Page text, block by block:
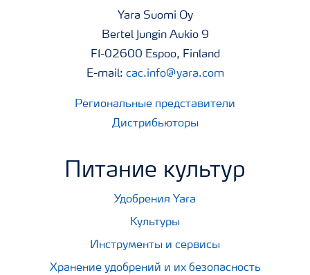
Yara Suomi Oy
Bertel Jungin Aukio 9
FI-02600 Espoo, Finland
E-mail: cac.info@yara.com
Региональные представители
Дистрибьюторы
Питание культур
Удобрения Yara
Культуры
Инструменты и сервисы
Хранение удобрений и их безопасность